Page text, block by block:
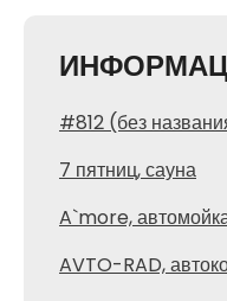
#812 (без
7 пятниц, сауна
A`more,
AVTO-RAD,